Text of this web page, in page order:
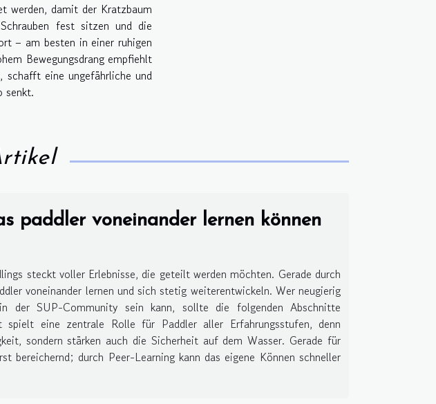
werden, damit der Kratzbaum
fest sitzen und die
– am besten in einer ruhigen
Bewegungsdrang empfiehlt
schafft eine ungefährliche und
senkt.
paddler voneinander lernen können
steckt voller Erlebnisse, die geteilt werden möchten. Gerade durch
voneinander lernen und sich stetig weiterentwickeln. Wer neugierig
der SUP-Community sein kann, sollte die folgenden Abschnitte
spielt eine zentrale Rolle für Paddler aller Erfahrungsstufen, denn
sondern stärken auch die Sicherheit auf dem Wasser. Gerade für
bereichernd; durch Peer-Learning kann das eigene Können schneller